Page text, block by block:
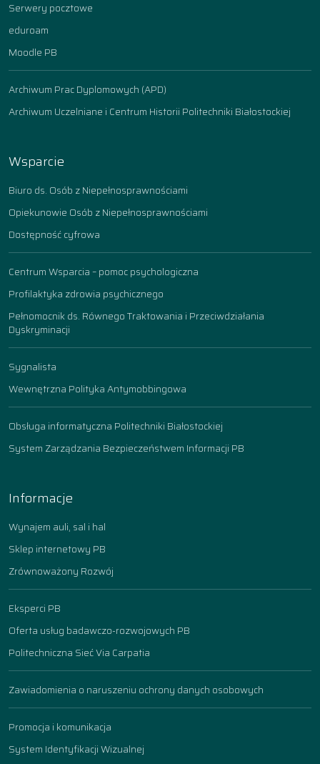
Serwery pocztowe
eduroam
Moodle PB
Archiwum Prac Dyplomowych (APD)
Archiwum Uczelniane i Centrum Historii Politechniki Białostockiej
Wsparcie
Biuro ds. Osób z Niepełnosprawnościami
Opiekunowie Osób z Niepełnosprawnościami
Dostępność cyfrowa
Centrum Wsparcia – pomoc psychologiczna
Profilaktyka zdrowia psychicznego
Pełnomocnik ds. Równego Traktowania i Przeciwdziałania
Dyskryminacji
Sygnalista
Wewnętrzna Polityka Antymobbingowa
Obsługa informatyczna Politechniki Białostockiej
System Zarządzania Bezpieczeństwem Informacji PB
Informacje
Wynajem auli, sal i hal
Sklep internetowy PB
Zrównoważony Rozwój
Eksperci PB
Oferta usług badawczo-rozwojowych PB
Politechniczna Sieć Via Carpatia
Zawiadomienia o naruszeniu ochrony danych osobowych
Promocja i komunikacja
System Identyfikacji Wizualnej